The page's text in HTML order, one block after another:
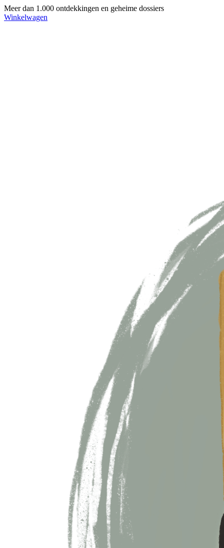
Meer dan 1.000 ontdekkingen en geheime dossiers
Winkelwagen